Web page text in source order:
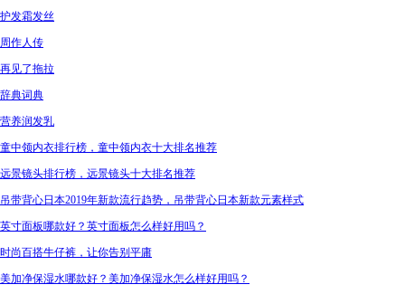
护发霜发丝
周作人传
再见了拖拉
辞典词典
营养润发乳
童中领内衣排行榜，童中领内衣十大排名推荐
远景镜头排行榜，远景镜头十大排名推荐
吊带背心日本2019年新款流行趋势，吊带背心日本新款元素样式
英寸面板哪款好？英寸面板怎么样好用吗？
时尚百搭牛仔裤，让你告别平庸
美加净保湿水哪款好？美加净保湿水怎么样好用吗？